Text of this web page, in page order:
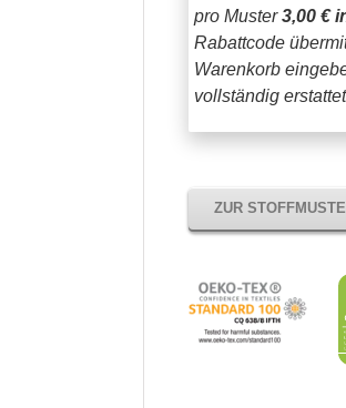
pro Muster3,00 €
Rabattcode
Warenkorb
vollständig
ZUR